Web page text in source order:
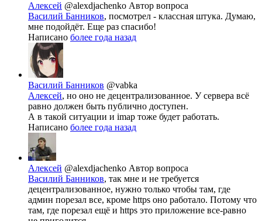
Алексей @alexdjachenko Автор вопроса
Василий Банников, посмотрел - классная штука. Думаю,
мне подойдёт. Еще раз спасибо!
Написано более года назад
Василий Банников @vabka
Алексей, но оно не децентрализованное. У сервера всё
равно должен быть публично доступен.
А в такой ситуации и imap тоже будет работать.
Написано более года назад
Алексей @alexdjachenko Автор вопроса
Василий Банников, так мне и не требуется
децентрализованное, нужно только чтобы там, где
админ порезал все, кроме https оно работало. Потому что
там, где порезал ещё и https это приложение все-равно